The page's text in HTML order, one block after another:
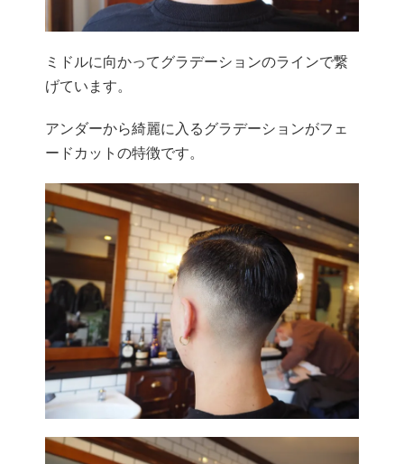
ミドルに向かってグラデーションのラインで繋
げています。
アンダーから綺麗に入るグラデーションがフェ
ードカットの特徴です。